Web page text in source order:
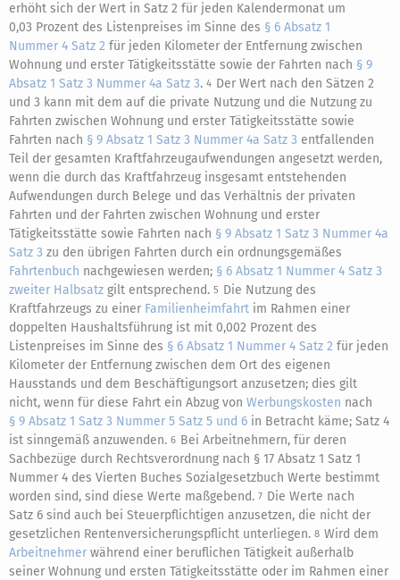
erhöht sich der Wert in Satz 2 für jeden Kalendermonat um
0,03 Prozent des Listenpreises im Sinne des § 6 Absatz 1
Nummer 4 Satz 2 für jeden Kilometer der Entfernung zwischen
Wohnung und erster Tätigkeitsstätte sowie der Fahrten nach § 9
Absatz 1 Satz 3 Nummer 4a Satz 3. 4 Der Wert nach den Sätzen 2
und 3 kann mit dem auf die private Nutzung und die Nutzung zu
Fahrten zwischen Wohnung und erster Tätigkeitsstätte sowie
Fahrten nach § 9 Absatz 1 Satz 3 Nummer 4a Satz 3 entfallenden
Teil der gesamten Kraftfahrzeugaufwendungen angesetzt werden,
wenn die durch das Kraftfahrzeug insgesamt entstehenden
Aufwendungen durch Belege und das Verhältnis der privaten
Fahrten und der Fahrten zwischen Wohnung und erster
Tätigkeitsstätte sowie Fahrten nach § 9 Absatz 1 Satz 3 Nummer 4a
Satz 3 zu den übrigen Fahrten durch ein ordnungsgemäßes
Fahrtenbuch nachgewiesen werden; § 6 Absatz 1 Nummer 4 Satz 3
zweiter Halbsatz gilt entsprechend. 5 Die Nutzung des
Kraftfahrzeugs zu einer Familienheimfahrt im Rahmen einer
doppelten Haushaltsführung ist mit 0,002 Prozent des
Listenpreises im Sinne des § 6 Absatz 1 Nummer 4 Satz 2 für jeden
Kilometer der Entfernung zwischen dem Ort des eigenen
Hausstands und dem Beschäftigungsort anzusetzen; dies gilt
nicht, wenn für diese Fahrt ein Abzug von Werbungskosten nach
§ 9 Absatz 1 Satz 3 Nummer 5 Satz 5 und 6 in Betracht käme; Satz 4
ist sinngemäß anzuwenden. 6 Bei Arbeitnehmern, für deren
Sachbezüge durch Rechtsverordnung nach § 17 Absatz 1 Satz 1
Nummer 4 des Vierten Buches Sozialgesetzbuch Werte bestimmt
worden sind, sind diese Werte maßgebend. 7 Die Werte nach
Satz 6 sind auch bei Steuerpflichtigen anzusetzen, die nicht der
gesetzlichen Rentenversicherungspflicht unterliegen. 8 Wird dem
Arbeitnehmer während einer beruflichen Tätigkeit außerhalb
seiner Wohnung und ersten Tätigkeitsstätte oder im Rahmen einer